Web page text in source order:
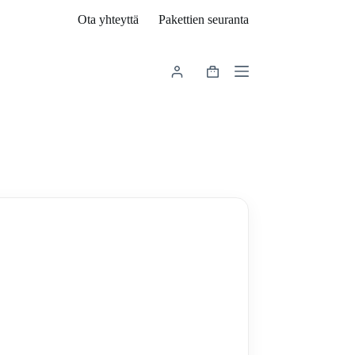
Ota yhteyttä Pakettien seuranta
Shopping